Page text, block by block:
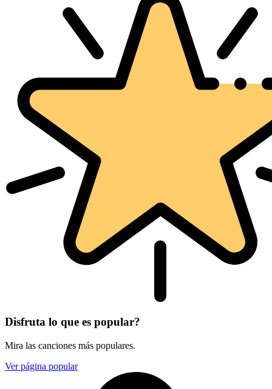
Disfruta lo que es popular?
Mira las canciones más populares.
Ver página popular